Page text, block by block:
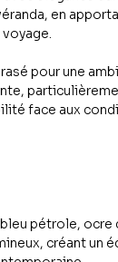
en
pour une
face aux
pétrole, ocre
créant un